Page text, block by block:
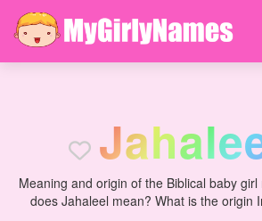
Jahale
Meaning and origin of the Biblical baby
does Jahaleel mean? What is the origin